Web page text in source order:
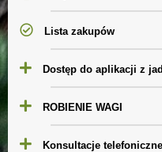
Lista zakupów
Dostęp do aplikacji z
ROBIENIE WAGI
Konsultacje